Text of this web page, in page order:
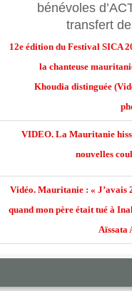
bénévoles
transfert
12e édition du Festival SICA
la chanteuse
Khoudia distinguée
VIDEO. La Mauritanie
nouvelles
Vidéo. Mauritanie : « J’avais
quand mon père était tué à
Aïssata